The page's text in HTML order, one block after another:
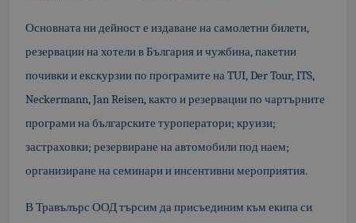
Основната ни дейност е издаване на самолетни билети,
резервации на хотели в България и чужбина, пакетни
почивки и екскурзии по програмите на TUI, Der Tour, ITS,
Neckermann, Jan Reisen, както и резервации по чартърните
програми на българските туроператори; круизи;
застраховки; резервиране на автомобили под наем;
организиране на семинари и инсентивни мероприятия.
В Травълърс ООД търсим да присъединим към екипа си